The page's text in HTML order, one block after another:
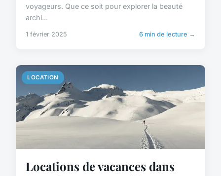
voyageurs. Que ce soit pour explorer la beauté
archi...
1 février 2025 6 min de lecture →
LOCATION
Locations de vacances dans